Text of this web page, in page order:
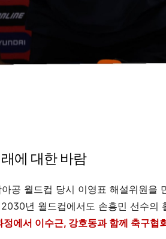
에 대한 바람
공 월드컵 당시 이영표 해설위원을
년 월드컵에서도 손흥민 선수의
정에서 이수근, 강호동과 함께 축구협